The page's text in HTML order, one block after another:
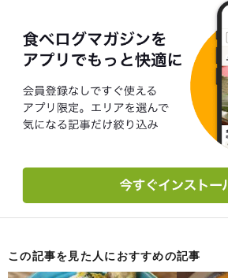
この記事を見た人におすすめの記事